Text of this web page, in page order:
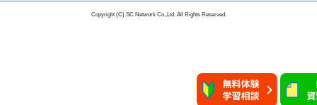
Copyright (C) SC Network Co.,Ltd. All Rights Reserved.